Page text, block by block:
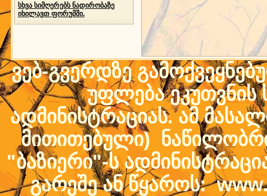
სხვა სიმღერებს ნადირობაზე
იხილავთ ფორუმში.
ვებ-გვერდზე
უფლება ეკუთვნის
ადმინისტრაციას. ამ
მითითებული)
"ბაზიერი"-ს
გარეშე ან წყაროს: